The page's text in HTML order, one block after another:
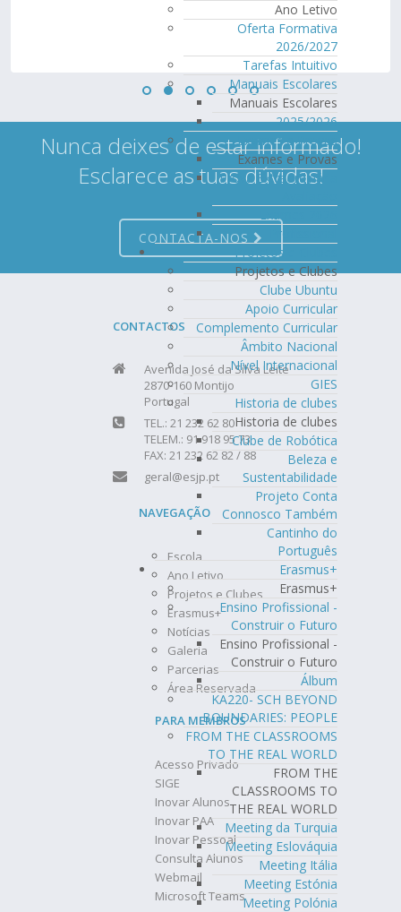
Ano Letivo
Oferta Formativa
2026/2027
Tarefas Intuitivo
Manuais Escolares
Manuais Escolares
2025/2026
Exames e Provas
Exames e Provas
Prova Extraordinária
Exames 2026
Profissional
Projetos e Clubes
Projetos e Clubes
Clube Ubuntu
Apoio Curricular
Complemento Curricular
Âmbito Nacional
Nível Internacional
GIES
Historia de clubes
Historia de clubes
Clube de Robótica
Beleza e
Sustentabilidade
Projeto Conta
Connosco Também
Cantinho do
Português
Erasmus+
Erasmus+
Ensino Profissional -
Construir o Futuro
Ensino Profissional -
Construir o Futuro
Álbum
KA220- SCH BEYOND
BOUNDARIES: PEOPLE
FROM THE CLASSROOMS
TO THE REAL WORLD
FROM THE
CLASSROOMS TO
THE REAL WORLD
Meeting da Turquia
Meeting Eslováquia
Meeting Itália
Meeting Estónia
Meeting Polónia
Nunca deixes de estar informado!
Esclarece as tuas dúvidas!
CONTACTA-NOS
CONTACTOS
Avenida José da Silva Leite
2870-160 Montijo
Portugal
TEL.: 21 232 62 80
TELEM.: 91 918 95 73
FAX: 21 232 62 82 / 88
geral@esjp.pt
NAVEGAÇÃO
Escola
Ano Letivo
Projetos e Clubes
Erasmus+
Notícias
Galeria
Parcerias
Área Reservada
PARA MEMBROS
Acesso Privado
SIGE
Inovar Alunos
Inovar PAA
Inovar Pessoal
Consulta Alunos
Webmail
Microsoft Teams